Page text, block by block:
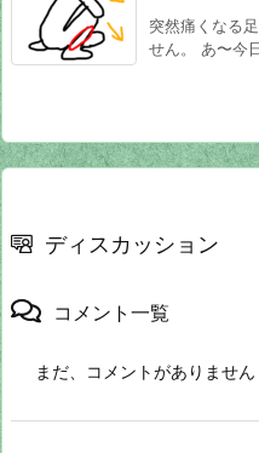
突然痛くなる
せん。 あ〜今
ディスカッション
コメント一覧
まだ、コメントがありません